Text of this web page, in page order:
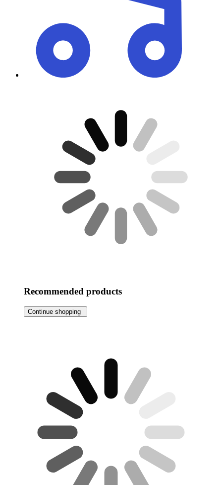
Recommended products
Continue shopping